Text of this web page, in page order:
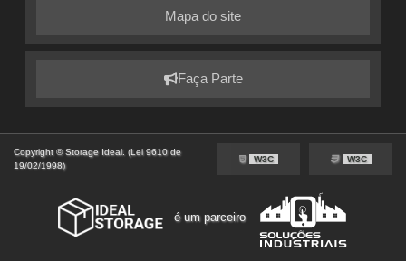
Mapa do site
Faça Parte
Copyright © Storage Ideal. (Lei 9610 de
19/02/1998)
W3C W3C
é um parceiro